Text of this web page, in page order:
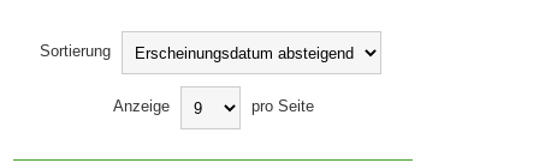
Sortierung
Anzeige pro Seite